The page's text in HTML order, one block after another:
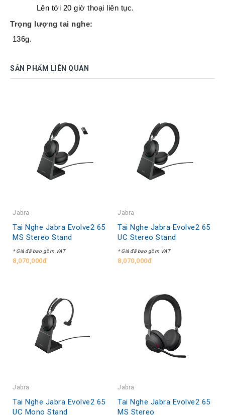
Lên tới 20 giờ thoại liên tục.
Trọng lượng tai nghe:
136g.
SẢN PHẨM LIÊN QUAN
Jabra
Tai Nghe Jabra Evolve2 65
MS Stereo Stand
* Giá đã bao gồm VAT
8,070,000đ
Jabra
Tai Nghe Jabra Evolve2 65
UC Stereo Stand
* Giá đã bao gồm VAT
8,070,000đ
Jabra
Tai Nghe Jabra Evolve2 65
UC Mono Stand
Jabra
Tai Nghe Jabra Evolve2 65
MS Stereo